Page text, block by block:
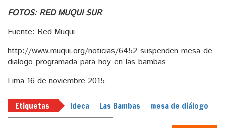
FOTOS: RED MUQUI SUR
Fuente: Red Muqui
http://www.muqui.org/noticias/6452-suspenden-mesa-de-
dialogo-programada-para-hoy-en-las-bambas
Lima 16 de noviembre 2015
Etiquetas Ideca Las Bambas mesa de diálogo